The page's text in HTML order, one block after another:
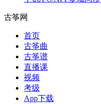
古筝网
首页
古筝曲
古筝谱
直播课
视频
考级
App下载